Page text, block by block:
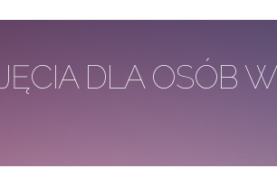
DLA OSÓB W